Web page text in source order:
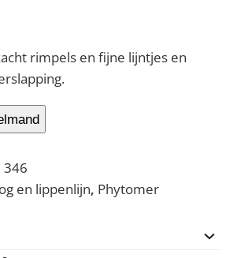
rimpels en fijne lijntjes en
346
en lippenlijn, Phytomer